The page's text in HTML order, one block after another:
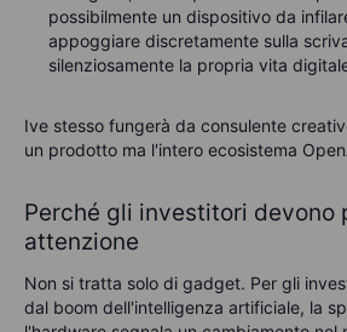
possibilmente un dispositivo da
appoggiare discretamente sulla
silenziosamente la propria vita
Ive stesso fungerà da consulente
un prodotto ma l'intero ecosistema
Perché gli investitori devono
attenzione
Non si tratta solo di gadget. Per gli
dal boom dell'intelligenza artificiale, la